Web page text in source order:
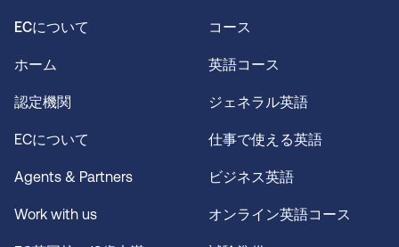
ECについて
ホーム
認定機関
ECについて
Agents & Partners
Work with us
コース
英語コース
ジェネラル英語
仕事で使える英語
ビジネス英語
オンライン英語コース